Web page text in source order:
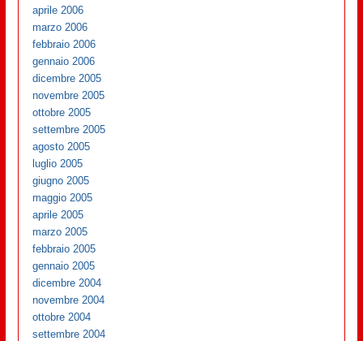
aprile 2006
marzo 2006
febbraio 2006
gennaio 2006
dicembre 2005
novembre 2005
ottobre 2005
settembre 2005
agosto 2005
luglio 2005
giugno 2005
maggio 2005
aprile 2005
marzo 2005
febbraio 2005
gennaio 2005
dicembre 2004
novembre 2004
ottobre 2004
settembre 2004